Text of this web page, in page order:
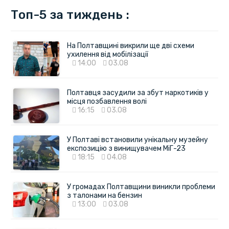
Топ-5 за тиждень :
На Полтавщині викрили ще дві схеми
ухилення від мобілізації
14:00
03.08
Полтавця засудили за збут наркотиків у
місця позбавлення волі
16:15
03.08
У Полтаві встановили унікальну музейну
експозицію з винищувачем МіГ-23
18:15
04.08
У громадах Полтавщини виникли проблеми
з талонами на бензин
13:00
03.08